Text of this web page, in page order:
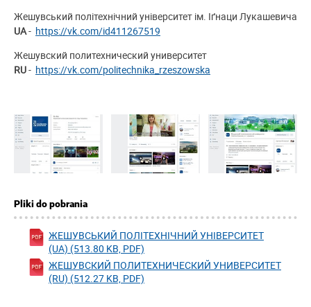
Жешувський політехнічний університет ім. Іґнаци Лукашевича
UA- https://vk.com/id411267519
Жешувcкий политехнический университет
RU- https://vk.com/politechnika_rzeszowska
Pliki do pobrania
ЖЕШУВСЬКИЙ ПОЛІТЕХНІЧНИЙ УНІВЕРСИТЕТ
(UA) (513.80 KB, PDF)
ЖЕШУВCКИЙ ПОЛИТЕХНИЧЕСКИЙ УНИВЕРСИТЕТ
(RU) (512.27 KB, PDF)